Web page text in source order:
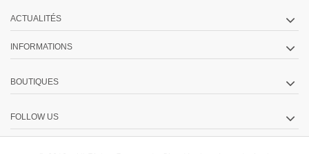
ACTUALITÉS
INFORMATIONS
BOUTIQUES
FOLLOW US